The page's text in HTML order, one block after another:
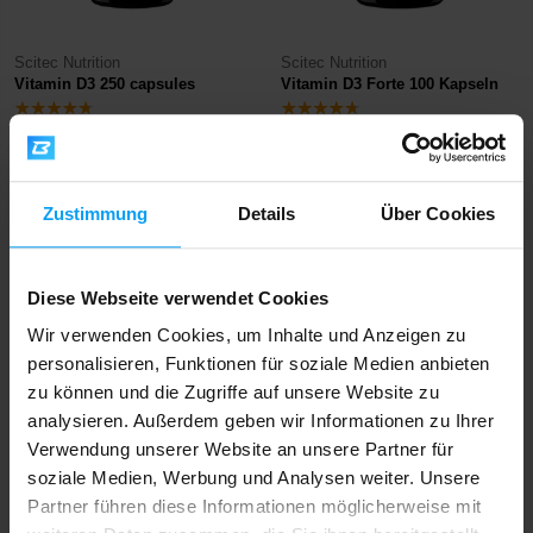
Zustimmung Details Über Cookies
Diese Webseite verwendet Cookies
Wir verwenden Cookies, um Inhalte und Anzeigen zu
personalisieren, Funktionen für soziale Medien anbieten
zu können und die Zugriffe auf unsere Website zu
analysieren. Außerdem geben wir Informationen zu Ihrer
Verwendung unserer Website an unsere Partner für
soziale Medien, Werbung und Analysen weiter. Unsere
Partner führen diese Informationen möglicherweise mit
Scitec Nutrition
Vitamin D3 250 capsules
18,90
NICHT MEHR LIEFERBAR
Scitec Nutrition
Vitamin D3 Forte 100 Kapseln
BioTech USA
Ca D3 K2 90 capsules
BioTech USA
Vitamin D3 60 tablets